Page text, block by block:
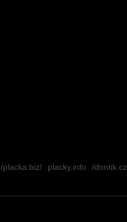
/placka.biz/ placky.info /